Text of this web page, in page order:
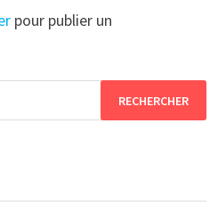
pour publier un